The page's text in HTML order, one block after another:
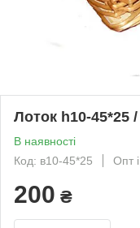
Лоток h10-45*25
В наявності
Код: в10-45*25
Опт
200 ₴